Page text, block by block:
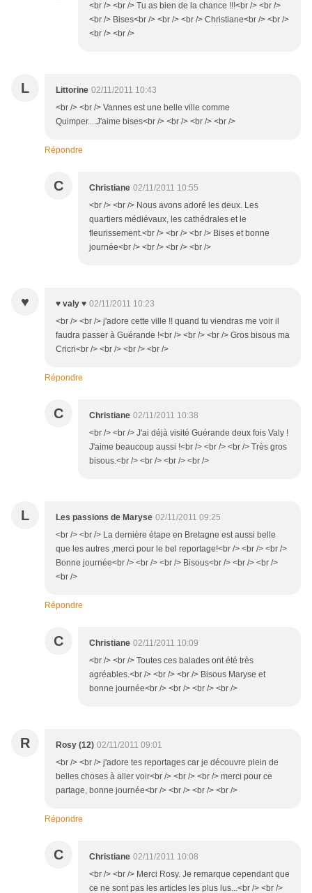
<br /> <br /> Tu as bien de la chance !!!<br /> <br />
<br /> Bises<br /> <br /> <br /> Christiane<br /> <br />
<br /> <br />
L Littorine 02/11/2011 10:43
<br /> <br /> Vannes est une belle ville comme
Quimper....J'aime bises<br /> <br /> <br /> <br />
Répondre
C Christiane 02/11/2011 10:55
<br /> <br /> Nous avons adoré les deux. Les
quartiers médiévaux, les cathédrales et le
fleurissement.<br /> <br /> <br /> Bises et bonne
journée<br /> <br /> <br /> <br />
♥ ♥ valy ♥ 02/11/2011 10:23
<br /> <br /> j'adore cette ville !! quand tu viendras me voir il
faudra passer à Guérande !<br /> <br /> <br /> Gros bisous ma
Cricri<br /> <br /> <br /> <br />
Répondre
C Christiane 02/11/2011 10:38
<br /> <br /> J'ai déjà visité Guérande deux fois Valy !
J'aime beaucoup aussi !<br /> <br /> <br /> Très gros
bisous.<br /> <br /> <br /> <br />
L Les passions de Maryse 02/11/2011 09:25
<br /> <br /> La dernière étape en Bretagne est aussi belle
que les autres ,merci pour le bel reportage!<br /> <br /> <br />
Bonne journée<br /> <br /> <br /> Bisous<br /> <br /> <br />
<br />
Répondre
C Christiane 02/11/2011 10:09
<br /> <br /> Toutes ces balades ont été très
agréables.<br /> <br /> <br /> Bisous Maryse et
bonne journée<br /> <br /> <br /> <br />
R Rosy (12) 02/11/2011 09:01
<br /> <br /> j'adore tes reportages car je découvre plein de
belles choses à aller voir<br /> <br /> <br /> merci pour ce
partage, bonne journée<br /> <br /> <br /> <br />
Répondre
C Christiane 02/11/2011 10:08
<br /> <br /> Merci Rosy. Je remarque cependant que
ce ne sont pas les articles les plus lus...<br /> <br />